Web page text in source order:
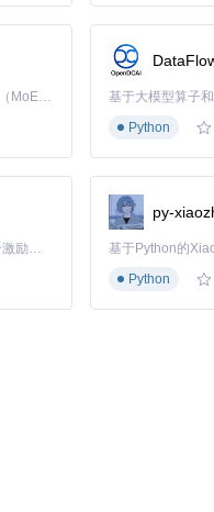
。以下是一个常见的启动文
Kimi K3 是Kimi能力最强的模型：这是一个拥有 2.8 万亿参数的混合专家（MoE）模型，具备原生视觉理解能力，并支持 100 万 token 的上下文窗口。
基于大模型算子
Python
「源启盛夏」暑期校园开发者成长计划旨在激活校园开源力量，通过积分激励、认证扶持、资源倾斜等形式，引导高校组织和开发者完成「入驻 — 建项目 — 做贡献 — 获认证 — 得资源」的完整闭环。无论你是想带领社团入驻平台的组织者，还是希望用代码贡献证明自己的开发者，都能在这里找到属于你的成长路径。
py-
Python